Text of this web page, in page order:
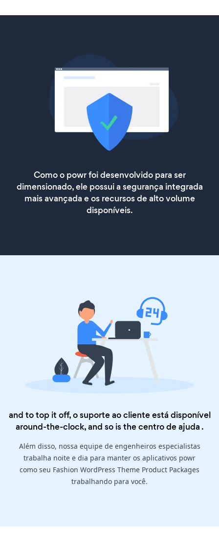
Como o powr foi desenvolvido para ser
dimensionado, ele possui a segurança integrada
mais avançada e os recursos de alto volume
disponíveis.
and to top it off, o suporte ao cliente está disponível
around-the-clock, and so is thecentro de ajuda .
Além disso, nossa equipe de engenheiros especialistas
trabalha noite e dia para manter os aplicativos powr
como seu Fashion WordPress Theme Product Packages
trabalhando para você.